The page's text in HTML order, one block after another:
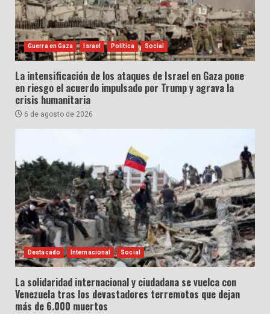
Guerra en Gaza Israel Política Social
La intensificación de los ataques de Israel en Gaza pone
en riesgo el acuerdo impulsado por Trump y agrava la
crisis humanitaria
6 de agosto de 2026
Destacado Internacional Social
La solidaridad internacional y ciudadana se vuelca con
Venezuela tras los devastadores terremotos que dejan
más de 6.000 muertos